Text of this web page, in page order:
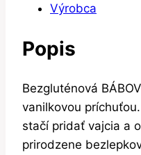
Výrobca
Popis
Bezgluténová
vanilkovou
stačí pridať vajcia a
prirodzene